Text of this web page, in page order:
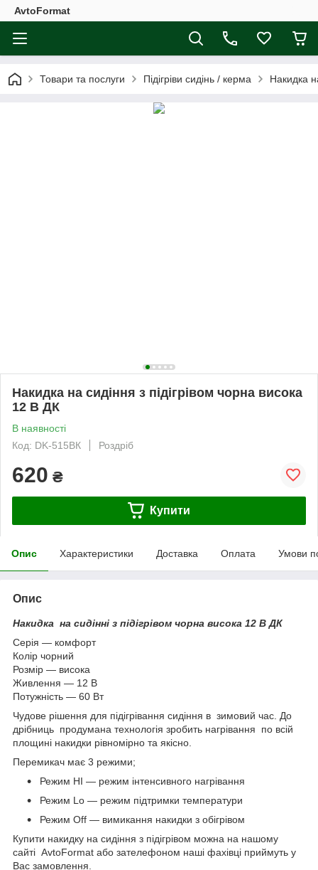
AvtoFormat
Товари та послуги Підігріви сидінь / керма Накидка
Накидка на сидіння з підігрівом чорна висока
12 В ДК
В наявності
Код: DK-515ВК
Роздріб
620 ₴
Купити
Опис Характеристики Доставка Оплата Умови
Опис
Накидка на сидінні з підігрівом чорна висока 12 В ДК
Серія — комфорт
Колір чорний
Розмір — висока
Живлення — 12 В
Потужність — 60 Вт
Чудове рішення для підігрівання сидіння в зимовий час. До
дрібниць продумана технологія зробить нагрівання по всій
площині накидки рівномірно та якісно.
Перемикач має 3 режими;
Режим HI — режим інтенсивного нагрівання
Режим Lo — режим підтримки температури
Режим Off — вимикання накидки з обігрівом
Купити накидку на сидіння з підігрівом можна на нашому
сайті AvtoFormat або зателефоном наші фахівці приймуть у
Вас замовлення.